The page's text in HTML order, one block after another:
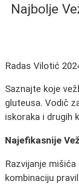
Najbolje
Radas Vilotić
Saznajte koje
gluteusa. Vodič
iskoraka i drugih
Najefikasnije
Razvijanje mišića
kombinaciju